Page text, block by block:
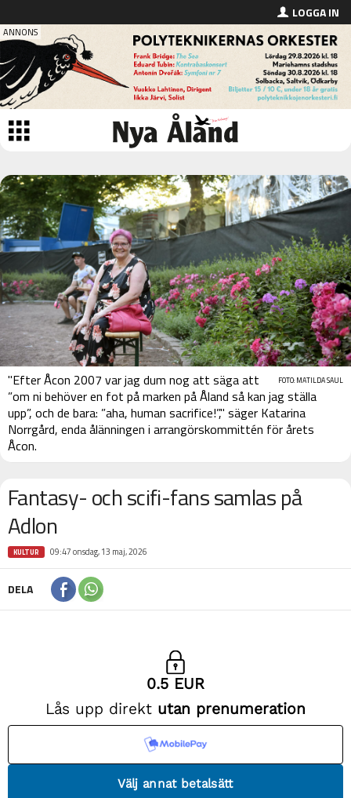
LOGGA IN
FOTO: MATILDA SAUL
"Efter Åcon 2007 var jag dum nog att säga att
”om ni behöver en fot på marken på Åland så kan jag ställa
upp”, och de bara: ”aha, human sacrifice!”," säger Katarina
Norrgård, enda ålänningen i arrangörskommittén för årets
Åcon.
Fantasy- och scifi-fans samlas på
Adlon
KULTUR 09:47 onsdag, 13 maj, 2026
DELA